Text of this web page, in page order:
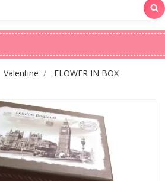
Valentine FLOWER IN BOX